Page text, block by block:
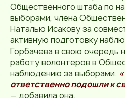
Общественного штаба по
выборами, члена
Наталью Исакову за
активную подготовку
Горбачева в свою очередь
работу волонтеров в
наблюдению за выборами.
ответственно подошли к
— добавила она.